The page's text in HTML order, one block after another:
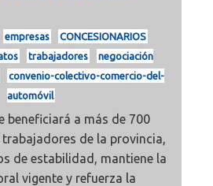
empresas
CONCESIONARIOS
trabajadores
negociación
convenio-colectivo-comercio-del-
automóvil
beneficiará a más de 700
trabajadores de la provincia,
de estabilidad, mantiene la
vigente y refuerza la